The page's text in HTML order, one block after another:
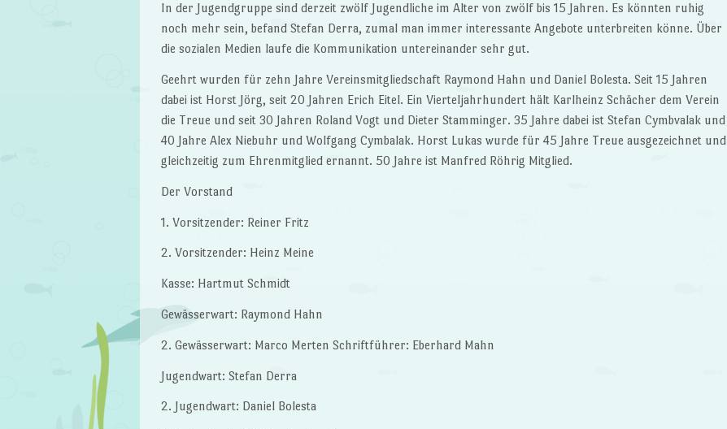
In der Jugendgruppe sind derzeit zwölf Jugendliche im Alter von zwölf bis 15 Jahren. Es könnten ruhig
noch mehr sein, befand Stefan Derra, zumal man immer interessante Angebote unterbreiten könne. Über
die sozialen Medien laufe die Kommunikation untereinander sehr gut.
Geehrt wurden für zehn Jahre Vereinsmitgliedschaft Raymond Hahn und Daniel Bolesta. Seit 15 Jahren
dabei ist Horst Jörg, seit 20 Jahren Erich Eitel. Ein Vierteljahrhundert hält Karlheinz Schächer dem Verein
die Treue und seit 30 Jahren Roland Vogt und Dieter Stamminger. 35 Jahre dabei ist Stefan Cymbvalak und
40 Jahre Alex Niebuhr und Wolfgang Cymbalak. Horst Lukas wurde für 45 Jahre Treue ausgezeichnet und
gleichzeitig zum Ehrenmitglied ernannt. 50 Jahre ist Manfred Röhrig Mitglied.
Der Vorstand
1. Vorsitzender: Reiner Fritz
2. Vorsitzender: Heinz Meine
Kasse: Hartmut Schmidt
Gewässerwart: Raymond Hahn
2. Gewässerwart: Marco Merten Schriftführer: Eberhard Mahn
Jugendwart: Stefan Derra
2. Jugendwart: Daniel Bolesta